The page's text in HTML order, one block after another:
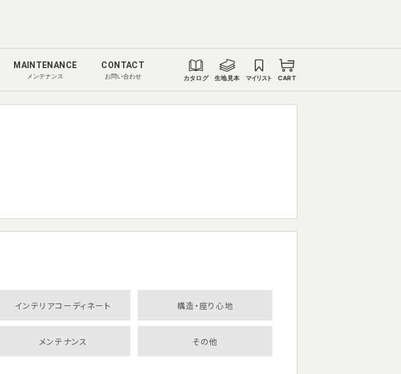
MAINTENANCE
メンテナンス
CONTACT
お問い合わせ カタログ 生地見本 マイリスト CART
インテリアコーディネート 構造・座り心地
メンテナンス その他